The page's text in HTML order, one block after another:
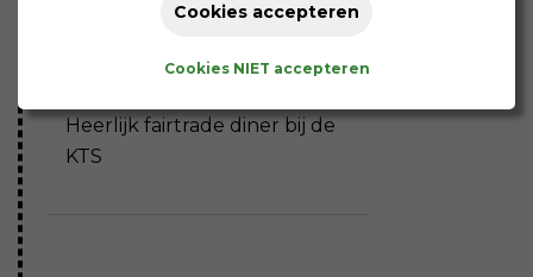
Heerlijk fairtrade diner bij de
KTS
Cookies accepteren
Cookies NIET accepteren